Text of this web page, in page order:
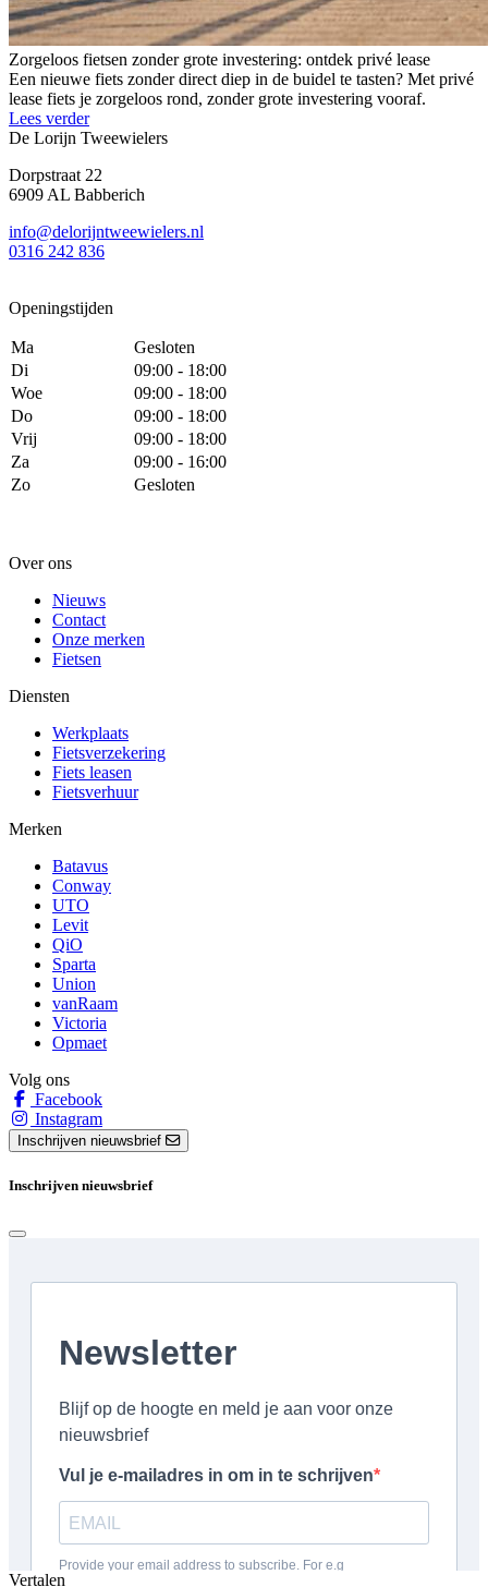
Zorgeloos fietsen zonder grote investering: ontdek privé lease
Een nieuwe fiets zonder direct diep in de buidel te tasten? Met privé
lease fiets je zorgeloos rond, zonder grote investering vooraf.
Lees verder
De Lorijn Tweewielers
Dorpstraat 22
6909 AL Babberich
info@delorijntweewielers.nl
0316 242 836
Openingstijden
Ma
Gesloten
Di
09:00 - 18:00
Woe
09:00 - 18:00
Do
09:00 - 18:00
Vrij
09:00 - 18:00
Za
09:00 - 16:00
Zo
Gesloten
Over ons
Nieuws
Contact
Onze merken
Fietsen
Diensten
Werkplaats
Fietsverzekering
Fiets leasen
Fietsverhuur
Merken
Batavus
Conway
UTO
Levit
QiO
Sparta
Union
vanRaam
Victoria
Opmaet
Volg ons
Facebook
Instagram
Inschrijven nieuwsbrief
Inschrijven nieuwsbrief
Vertalen